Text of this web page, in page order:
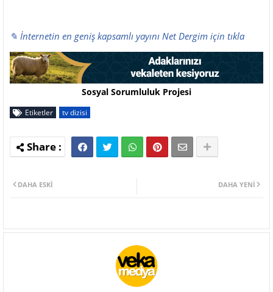
✎ İnternetin en geniş kapsamlı yayını Net Dergim için tıkla
Sosyal Sorumluluk Projesi
Etiketler tv dizisi
DAHA YENI
DAHA ESKI